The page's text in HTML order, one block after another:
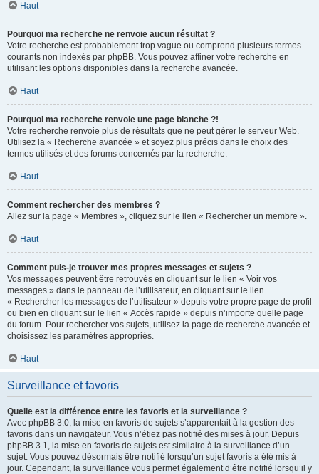
Haut
Pourquoi ma recherche ne renvoie aucun résultat ?
Votre recherche est probablement trop vague ou comprend plusieurs termes
courants non indexés par phpBB. Vous pouvez affiner votre recherche en
utilisant les options disponibles dans la recherche avancée.
Haut
Pourquoi ma recherche renvoie une page blanche ?!
Votre recherche renvoie plus de résultats que ne peut gérer le serveur Web.
Utilisez la « Recherche avancée » et soyez plus précis dans le choix des
termes utilisés et des forums concernés par la recherche.
Haut
Comment rechercher des membres ?
Allez sur la page « Membres », cliquez sur le lien « Rechercher un membre ».
Haut
Comment puis-je trouver mes propres messages et sujets ?
Vos messages peuvent être retrouvés en cliquant sur le lien « Voir vos
messages » dans le panneau de l’utilisateur, en cliquant sur le lien
« Rechercher les messages de l’utilisateur » depuis votre propre page de profil
ou bien en cliquant sur le lien « Accès rapide » depuis n’importe quelle page
du forum. Pour rechercher vos sujets, utilisez la page de recherche avancée et
choisissez les paramètres appropriés.
Haut
Surveillance et favoris
Quelle est la différence entre les favoris et la surveillance ?
Avec phpBB 3.0, la mise en favoris de sujets s’apparentait à la gestion des
favoris dans un navigateur. Vous n’étiez pas notifié des mises à jour. Depuis
phpBB 3.1, la mise en favoris de sujets est similaire à la surveillance d’un
sujet. Vous pouvez désormais être notifié lorsqu’un sujet favoris a été mis à
jour. Cependant, la surveillance vous permet également d’être notifié lorsqu’il y